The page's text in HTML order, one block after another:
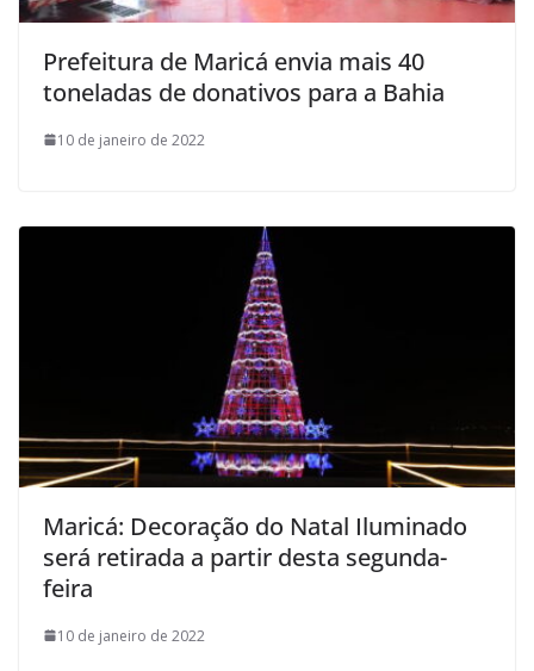
Prefeitura de Maricá envia mais 40
toneladas de donativos para a Bahia
10 de janeiro de 2022
Maricá: Decoração do Natal Iluminado
será retirada a partir desta segunda-
feira
10 de janeiro de 2022